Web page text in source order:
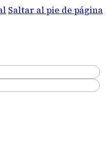
Saltar al pie de página